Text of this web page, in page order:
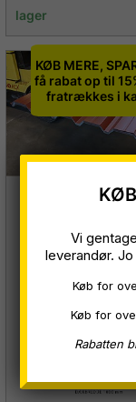
lager
KØB MERE,
få rabat op til
fratrækkes i
VP35
Mørk rød Ral
0,50 mm B
3,00 meter
Restparti
Vi
leverandør.
Køb for
Køb for
Rabatten